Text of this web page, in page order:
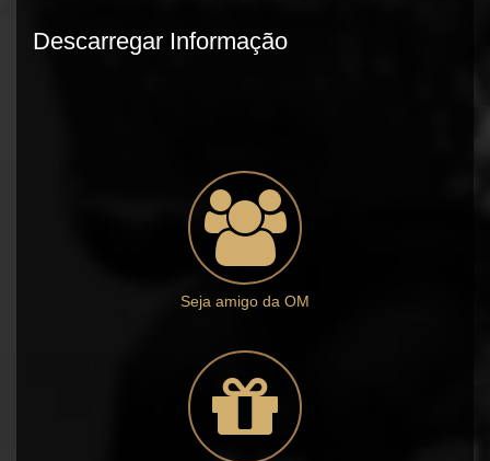
Descarregar Informação
Seja amigo da OM